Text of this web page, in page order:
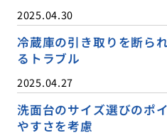
2025.04.30
冷蔵庫の引き取りを断ら
るトラブル
2025.04.27
洗面台のサイズ選びのポ
やすさを考慮